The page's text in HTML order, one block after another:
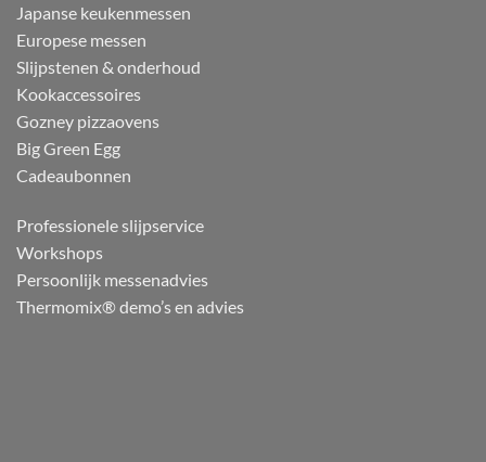
Japanse keukenmessen
Europese messen
Slijpstenen & onderhoud
Kookaccessoires
Gozney pizzaovens
Big Green Egg
Cadeaubonnen
Professionele slijpservice
Workshops
Persoonlijk messenadvies
Thermomix® demo’s en advies